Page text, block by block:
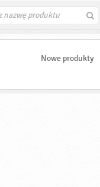
Z
d
Nowe produkty